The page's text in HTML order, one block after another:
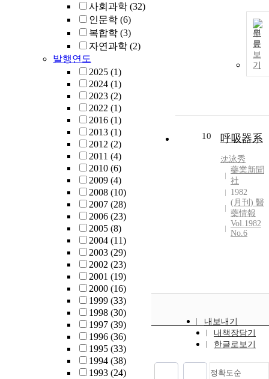
사회과학 (32)
인문학 (6)
복합학 (3)
자연과학 (2)
발행연도
2025 (1)
2024 (1)
2023 (2)
2022 (1)
2016 (1)
2013 (1)
2012 (2)
2011 (4)
2010 (6)
2009 (4)
2008 (10)
2007 (28)
2006 (23)
2005 (8)
2004 (11)
2003 (29)
2002 (23)
2001 (19)
2000 (16)
1999 (33)
1998 (30)
1997 (39)
1996 (36)
1995 (33)
1994 (38)
1993 (24)
원
문
보
기
10 呼吸器系
沈泳秀
藥業新聞
社
1982
(月刊) 醫
藥情報
Vol.1982
No.6
내보내기
내책장담기
한글로보기
정확도순